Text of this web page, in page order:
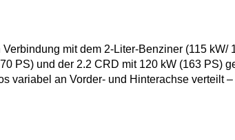
mit dem 2-Liter-Benziner (115 kW/
PS) und der 2.2 CRD mit 120 kW (163 PS)
variabel an Vorder- und Hinterachse verteilt